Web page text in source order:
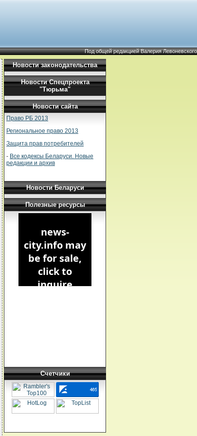
Под общей редакцией Валерия Левоневского
Новости законодательства
Новости Спецпроекта
"Тюрьма"
Новости сайта
Право РБ 2013
Региональное право 2013
Защита прав потребителей
- Все кодексы Беларуси. Новые
редакции и архив
Новости Беларуси
Полезные ресурсы
Счетчики